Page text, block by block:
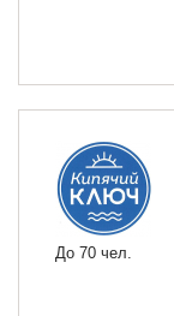
До 70 чел.